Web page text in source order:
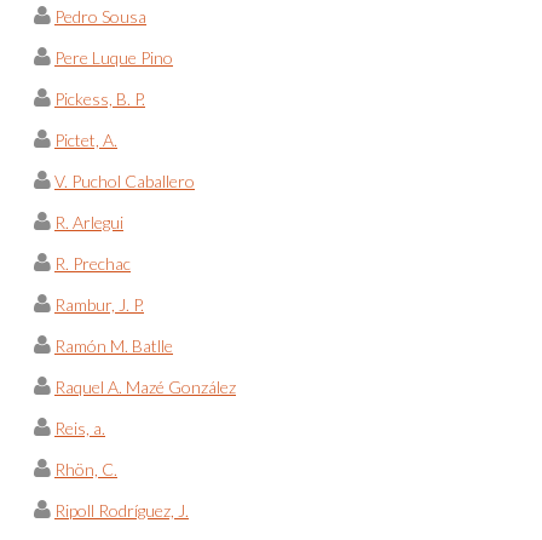
Pedro Sousa
Pere Luque Pino
Pickess, B. P.
Pictet, A.
V. Puchol Caballero
R. Arlegui
R. Prechac
Rambur, J. P.
Ramón M. Batlle
Raquel A. Mazé González
Reis, a.
Rhön, C.
Ripoll Rodríguez, J.